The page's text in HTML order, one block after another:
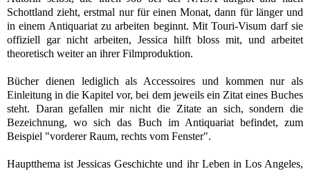
Schottland zieht, erstmal nur für einen Monat, dann für länger und
in einem Antiquariat zu arbeiten beginnt. Mit Touri-Visum darf sie
offiziell gar nicht arbeiten, Jessica hilft bloss mit, und arbeitet
theoretisch weiter an ihrer Filmproduktion.
Bücher dienen lediglich als Accessoires und kommen nur als
Einleitung in die Kapitel vor, bei dem jeweils ein Zitat eines Buches
steht. Daran gefallen mir nicht die Zitate an sich, sondern die
Bezeichnung, wo sich das Buch im Antiquariat befindet, zum
Beispiel "vorderer Raum, rechts vom Fenster".
Hauptthema ist Jessicas Geschichte und ihr Leben in Los Angeles,